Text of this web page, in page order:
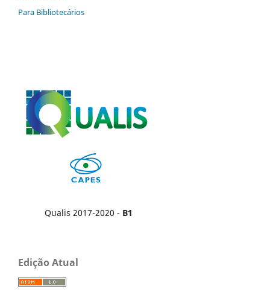
Para Bibliotecários
Qualis 2017-2020 - B1
Edição Atual